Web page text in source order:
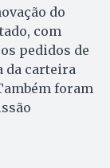
do
com
pedidos de
da carteira
foram